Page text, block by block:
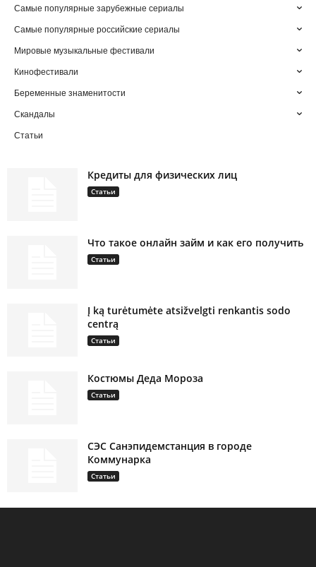
Самые популярные зарубежные сериалы
Самые популярные российские сериалы
Мировые музыкальные фестивали
Кинофестивали
Беременные знаменитости
Скандалы
Статьи
Кредиты для физических лиц
Статьи
Что такое онлайн займ и как его получить
Статьи
Į ką turėtumėte atsižvelgti renkantis sodo
centrą
Статьи
Костюмы Деда Мороза
Статьи
СЭС Санэпидемстанция в городе
Коммунарка
Статьи